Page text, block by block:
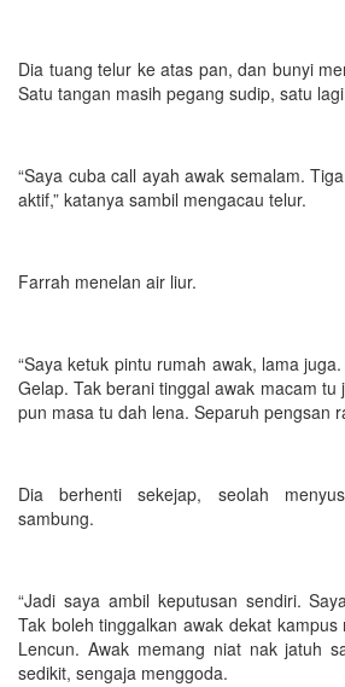
Dia tuang telur ke atas pan, dan bunyi
Satu tangan masih pegang sudip, satu
“Saya cuba call ayah awak semalam.
aktif,” katanya sambil mengacau telur.
Farrah menelan air liur.
“Saya ketuk pintu rumah awak, lama
Gelap. Tak berani tinggal awak macam tu
pun masa tu dah lena. Separuh pengsan
Dia berhenti sekejap, seolah
sambung.
“Jadi saya ambil keputusan sendiri.
Tak boleh tinggalkan awak dekat kampus
Lencun. Awak memang niat nak jatuh
sedikit, sengaja menggoda.